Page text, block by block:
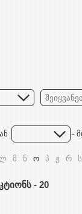
-
მ ნ ო პ ჟ რ ს
- 20